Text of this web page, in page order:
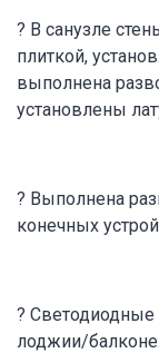
? В санузле
плиткой,
выполнена
установлены
? Выполнена
конечных
? Светодиодные
лоджии/балконе.